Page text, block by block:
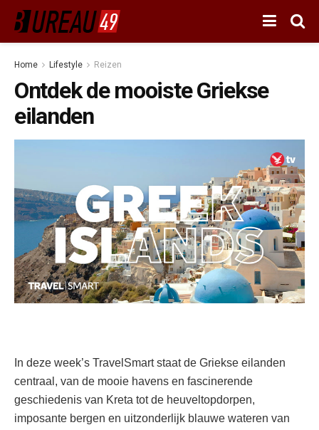
Home Lifestyle Reizen
Ontdek de mooiste Griekse
eilanden
In deze week’s TravelSmart staat de Griekse eilanden
centraal, van de mooie havens en fascinerende
geschiedenis van Kreta tot de heuveltopdorpen,
imposante bergen en uitzonderlijk blauwe wateren van